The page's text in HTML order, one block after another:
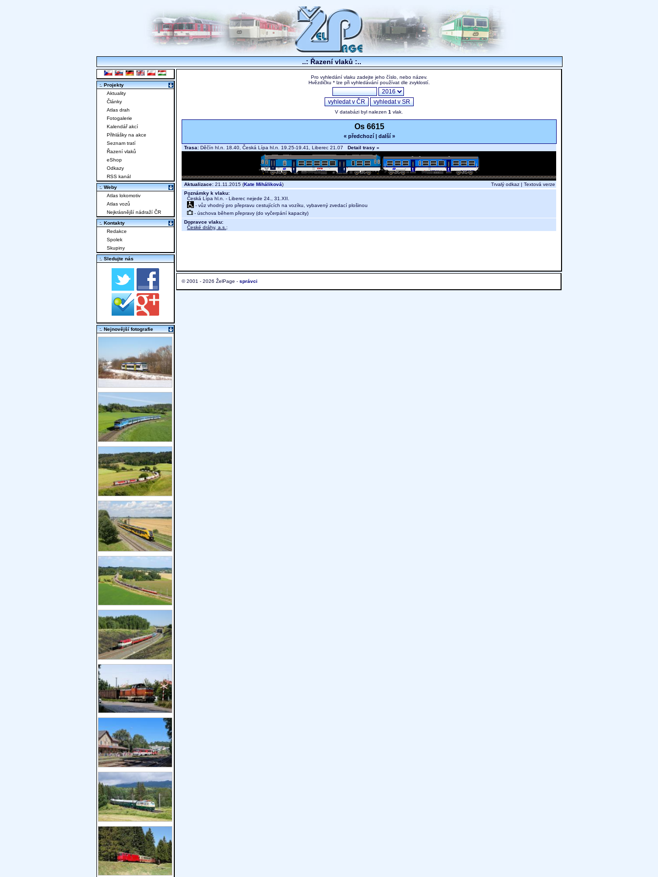
..: Řazení vlaků :..
Pro vyhledání vlaku zadejte jeho číslo, nebo název.
Hvězdičku * lze při vyhledávání používat dle zvyklostí.
V databázi byl nalezen 1 vlak.
Os 6615
« předchozí| další »
Trasa: Děčín hl.n. 18.40, Česká Lípa hl.n. 19.25-19.41, Liberec 21.07 Detail trasy »
Aktualizace: 21.11.2015 (Kate Miháliková) Trvalý odkaz | Textová verze
Poznámky k vlaku:
Česká Lípa hl.n. - Liberec nejede 24., 31.XII.
- vůz vhodný pro přepravu cestujících na vozíku, vybavený zvedací plošinou
- úschova během přepravy (do vyčerpání kapacity)
Dopravce vlaku:
České dráhy, a.s. ;
© 2001 - 2026 ŽelPage - správci
:. Projekty
Aktuality
Články
Atlas drah
Fotogalerie
Kalendář akcí
Přihlášky na akce
Seznam tratí
Řazení vlaků
eShop
Odkazy
RSS kanál
:. Weby
Atlas lokomotiv
Atlas vozů
Nejkrásnější nádraží ČR
:. Kontakty
Redakce
Spolek
Skupiny
:. Sledujte nás
:. Nejnovější fotografie